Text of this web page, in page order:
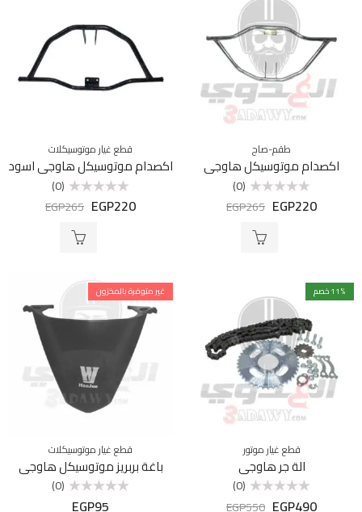
طقم-صاج
اكصدام موتوسيكل هاوجي
التقييم
(0)
EGP220
EGP265
قطع غيار موتوسيكلات
اكصدام موتوسيكل هاوجي اسود
التقييم
(0)
EGP220
EGP265
11% خصم
قطع غيار موتور
الة جر هاوجي
التقييم
(0)
EGP490
EGP550
غير متوفرة بالمخزون
قطع غيار موتوسيكلات
باغة بربريز موتوسيكل هاوجي
التقييم
(0)
EGP95